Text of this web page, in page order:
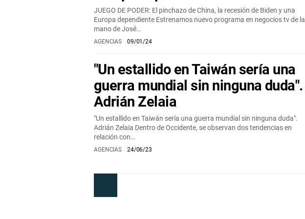
JUEGO DE PODER: El pinchazo de China, la recesión de Biden y una
Europa dependiente Estrenamos nuevo programa en negocios tv de la
mano de José…
AGENCIAS 09/01/24
"Un estallido en Taiwán sería una
guerra mundial sin ninguna duda".
Adrián Zelaia
"Un estallido en Taiwán sería una guerra mundial sin ninguna duda".
Adrián Zelaia Dentro de Occidente, se observan dos tendencias en
relación con…
AGENCIAS 24/06/23